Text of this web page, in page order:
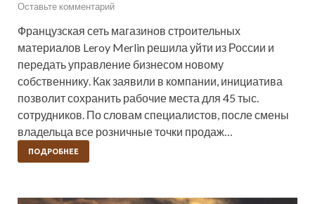
Оставьте комментарий
Французская сеть магазинов строительных
материалов Leroy Merlin решила уйти из России и
передать управление бизнесом новому
собственнику. Как заявили в компании, инициатива
позволит сохранить рабочие места для 45 тыс.
сотрудников. По словам специалистов, после смены
владельца все розничные точки продаж…
ПОДРОБНЕЕ